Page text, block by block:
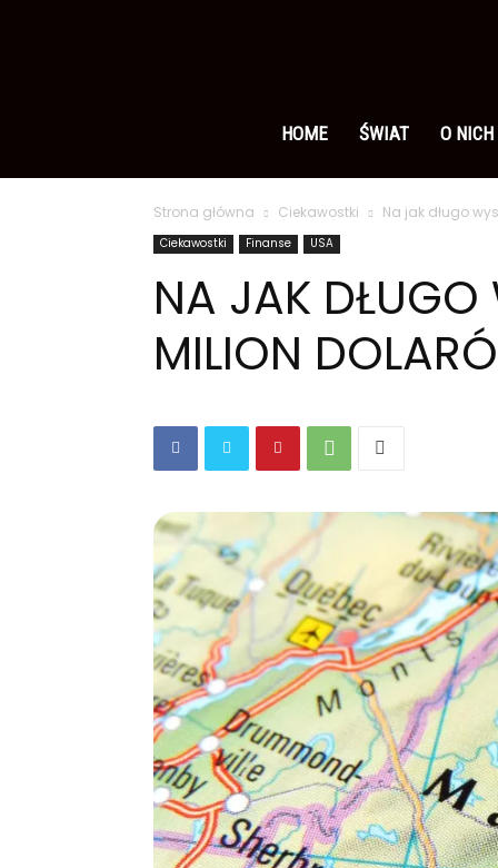
polsku
HOME ŚWIAT O
Strona główna Ciekawostki Na jak długo
Ciekawostki Finanse USA
NA JAK DŁUGO
MILION